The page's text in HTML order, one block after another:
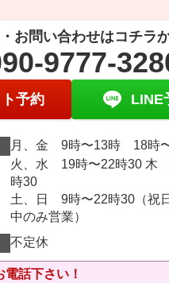
お問い合わせはコチラ
9777-
予約 LINE
月、金 9時〜13時 18時
火、水 19時〜22時30 木
時30
土、日 9時〜22時30（祝
中のみ営業）
不定休
話下さい！